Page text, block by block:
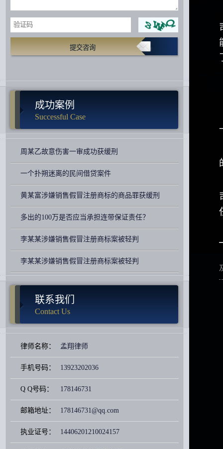
提交咨询
成功案例
Successful Case
周某乙故意伤害一审成功获缓刑
一个扑朔迷离的民间借贷案件
黄某富涉嫌销售假冒注册商标的商品罪获缓刑
多出的100万是否应当承担连带保证责任？
李某某涉嫌销售假冒注册商标案被轻判
李某某涉嫌销售假冒注册商标案被轻判
联系我们
Contact Us
律师名称： 孟翔律师
手机号码： 13923202036
Q Q号码： 178146731
邮箱地址： 178146731@qq.com
执业证号： 14406201210024157